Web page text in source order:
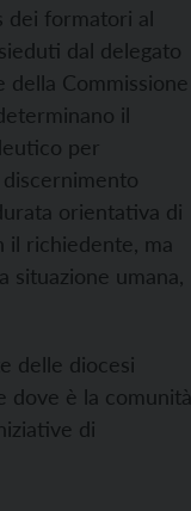
dei formatori al
dal delegato
della Commissione
il
per
discernimento
orientativa di
il richiedente, ma
umana,
delle diocesi
dove è la comunità
di